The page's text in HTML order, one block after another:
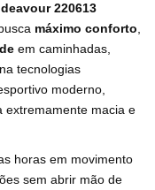
220613
máximo conforto
em caminhadas,
tecnologias
moderno,
extremamente macia e
horas em movimento
sem abrir mão de